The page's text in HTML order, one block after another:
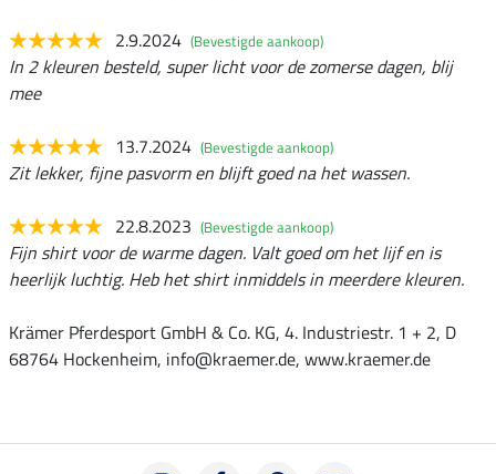
2.9.2024 (Bevestigde aankoop)
In 2 kleuren besteld, super licht voor de zomerse dagen, blij
mee
13.7.2024 (Bevestigde aankoop)
Zit lekker, fijne pasvorm en blijft goed na het wassen.
22.8.2023 (Bevestigde aankoop)
Fijn shirt voor de warme dagen. Valt goed om het lijf en is
heerlijk luchtig. Heb het shirt inmiddels in meerdere kleuren.
Krämer Pferdesport GmbH & Co. KG, 4. Industriestr. 1 + 2, D
68764 Hockenheim, info@kraemer.de, www.kraemer.de